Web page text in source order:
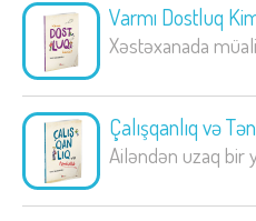
Varmı Dostluq
Xəstəxanada
Çalışqanlıq və
Ailəndən uzaq bir